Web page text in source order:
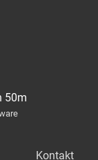
50m
Kontakt